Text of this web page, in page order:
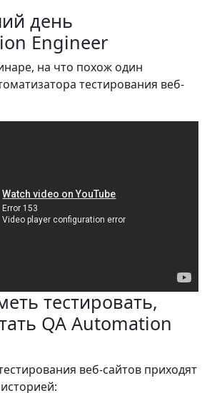
день
Engineer
на что похож один
тестирования веб-
тестировать,
QA Automation
веб-сайтов приходят